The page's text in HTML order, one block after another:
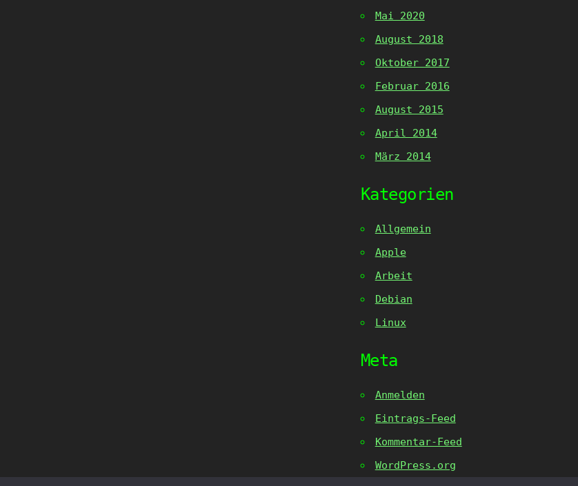
Mai 2020
August 2018
Oktober 2017
Februar 2016
August 2015
April 2014
März 2014
Kategorien
Allgemein
Apple
Arbeit
Debian
Linux
Meta
Anmelden
Eintrags-Feed
Kommentar-Feed
WordPress.org